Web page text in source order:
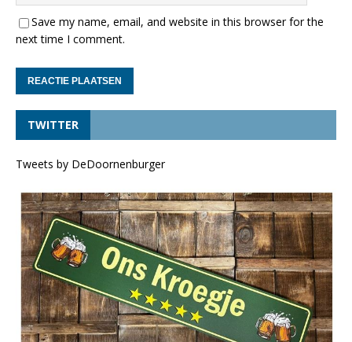
Save my name, email, and website in this browser for the
next time I comment.
TWITTER
Tweets by DeDoornenburger